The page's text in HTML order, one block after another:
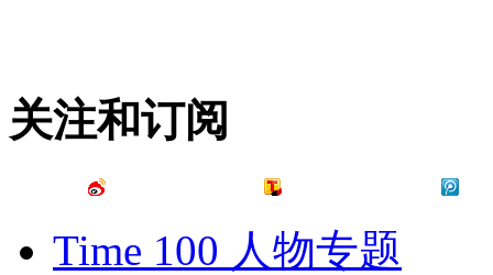
关注和订阅
Time 100 人物专题